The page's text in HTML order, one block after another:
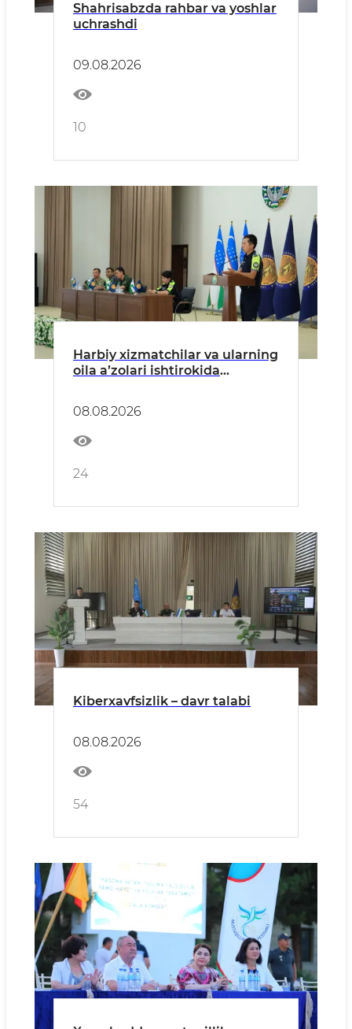
Shahrisabzda rahbar va yoshlar
uchrashdi
09.08.2026
10
Harbiy xizmatchilar va ularning
oila a’zolari ishtirokida
08.08.2026
24
Kiberxavfsizlik – davr talabi
08.08.2026
54